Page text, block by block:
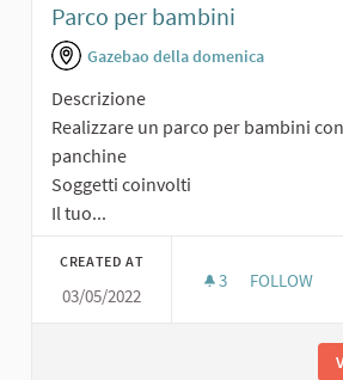
Parco per bambini
Gazebao della domenica
Descrizione
Realizzare un parco per bambini
panchine
Soggetti coinvolti
Il tuo...
CREATED AT
03/05/2022
3 3 FOLLOWERS
FOLLOW